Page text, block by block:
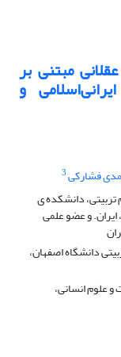
مبتنی بر
و
فشارکی3
دانشکده ی
و عضو علمی
دانشگاه اصفهان،
علوم انسانی،